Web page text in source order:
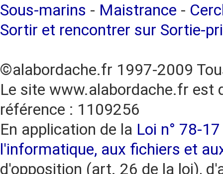
Sous-marins - Maistrance -
Sortir et rencontrer sur Sortie-
©alabordache.fr 1997-2009
Le site www.alabordache.fr est
référence : 1109256
En application de la Loi n° 78-
l'informatique, aux fichiers et
d'opposition (art. 26 de la loi),